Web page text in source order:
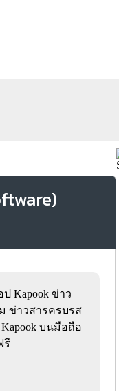
Kapook ข่าว
ข่าวสารครบรส
บนมือถือ
รี